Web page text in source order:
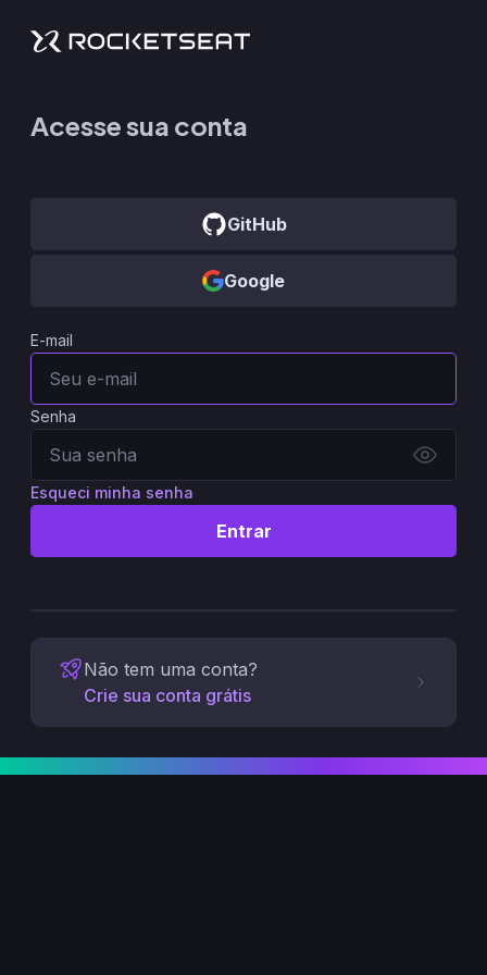
Acesse sua conta
GitHub
Google
E-mail
Senha
Esqueci minha senha
Entrar
Não tem uma conta?
Crie sua conta grátis